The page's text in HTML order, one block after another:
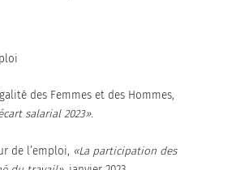
des Femmes et des Hommes,
salarial 2023».
de l’emploi, «La participation des